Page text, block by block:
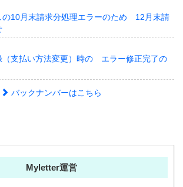
の10月末請求分処理エラーのため 12月末請
（支払い方法変更）時の エラー修正完了の
バックナンバーはこちら
Myletter運営